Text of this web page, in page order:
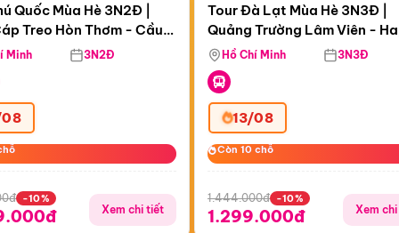
07:03:09
Treo Hòn Thơm
Quốc Mùa Hè 3N2Đ |
Treo Hòn Thơm - Cầu
Viên Nước Aquatopia
Minh 3N2Đ
-10%
Xem chi tiết
Còn05 ngày 07:03:09
Tour Đà Lạt Mùa Hè 3N3Đ |
Quảng Trường Lâm Viên -
Hill - Puppy Farm
Hồ Chí Minh 3N3Đ
13/08
Còn 10 chỗ
Còn 10 chỗ
1.444.000đ -10%
1.299.000đ Xem